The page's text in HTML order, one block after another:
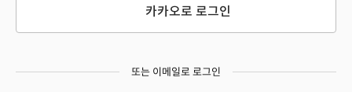
카카오로 로그인
또는 이메일로 로그인